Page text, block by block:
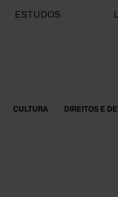
ESTUDOS
CULTURA DIREITOS E